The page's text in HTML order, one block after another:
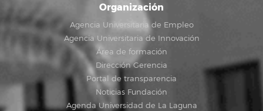
Organización
Agencia Universitaria de Empleo
Agencia Universitaria de Innovación
Área de formación
Dirección Gerencia
Portal de transparencia
Noticias Fundación
Agenda Universidad de La Laguna